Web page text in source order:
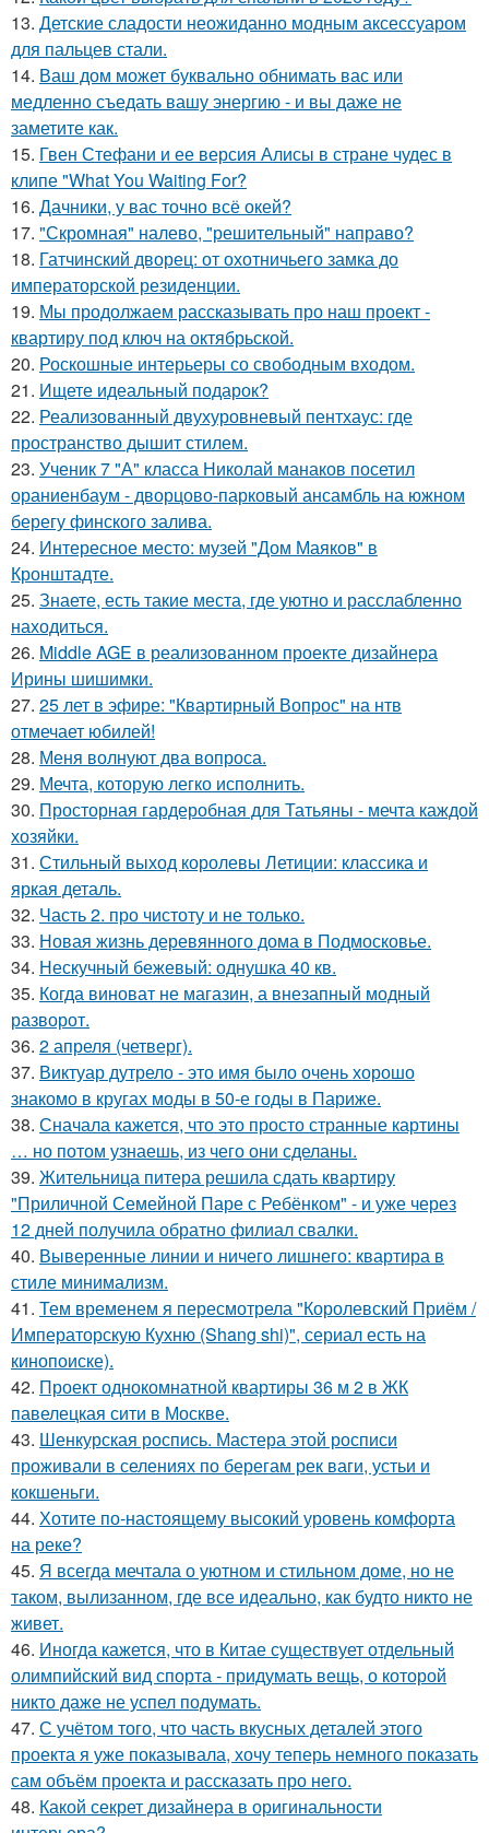
13. Детские сладости неожиданно модным аксессуаром
для пальцев стали.
14. Ваш дом может буквально обнимать вас или
медленно съедать вашу энергию - и вы даже не
заметите как.
15. Гвен Стефани и ее версия Алисы в стране чудес в
клипе "What You Waiting For?
16. Дачники, у вас точно всё окей?
17. "Скромная" налево, "решительный" направо?
18. Гатчинский дворец: от охотничьего замка до
императорской резиденции.
19. Мы продолжаем рассказывать про наш проект -
квартиру под ключ на октябрьской.
20. Роскошные интерьеры со свободным входом.
21. Ищете идеальный подарок?
22. Реализованный двухуровневый пентхаус: где
пространство дышит стилем.
23. Ученик 7 "А" класса Николай манаков посетил
ораниенбаум - дворцово-парковый ансамбль на южном
берегу финского залива.
24. Интересное место: музей "Дом Маяков" в
Кронштадте.
25. Знаете, есть такие места, где уютно и расслабленно
находиться.
26. Middle AGE в реализованном проекте дизайнера
Ирины шишимки.
27. 25 лет в эфире: "Квартирный Вопрос" на нтв
отмечает юбилей!
28. Меня волнуют два вопроса.
29. Мечта, которую легко исполнить.
30. Просторная гардеробная для Татьяны - мечта каждой
хозяйки.
31. Стильный выход королевы Летиции: классика и
яркая деталь.
32. Часть 2. про чистоту и не только.
33. Новая жизнь деревянного дома в Подмосковье.
34. Нескучный бежевый: однушка 40 кв.
35. Когда виноват не магазин, а внезапный модный
разворот.
36. 2 апреля (четверг).
37. Виктуар дутрело - это имя было очень хорошо
знакомо в кругах моды в 50-е годы в Париже.
38. Сначала кажется, что это просто странные картины
… но потом узнаешь, из чего они сделаны.
39. Жительница питера решила сдать квартиру
"Приличной Семейной Паре с Ребёнком" - и уже через
12 дней получила обратно филиал свалки.
40. Выверенные линии и ничего лишнего: квартира в
стиле минимализм.
41. Тем временем я пересмотрела "Королевский Приём /
Императорскую Кухню (Shang shi)", сериал есть на
кинопоиске).
42. Проект однокомнатной квартиры 36 м 2 в ЖК
павелецкая сити в Москве.
43. Шенкурская роспись. Мастера этой росписи
проживали в селениях по берегам рек ваги, устьи и
кокшеньги.
44. Хотите по-настоящему высокий уровень комфорта
на реке?
45. Я всегда мечтала о уютном и стильном доме, но не
таком, вылизанном, где все идеально, как будто никто не
живет.
46. Иногда кажется, что в Китае существует отдельный
олимпийский вид спорта - придумать вещь, о которой
никто даже не успел подумать.
47. С учётом того, что часть вкусных деталей этого
проекта я уже показывала, хочу теперь немного показать
сам объём проекта и рассказать про него.
48. Какой секрет дизайнера в оригинальности